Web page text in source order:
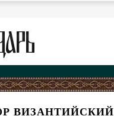
ВИЗАНТИЙСКИЙ